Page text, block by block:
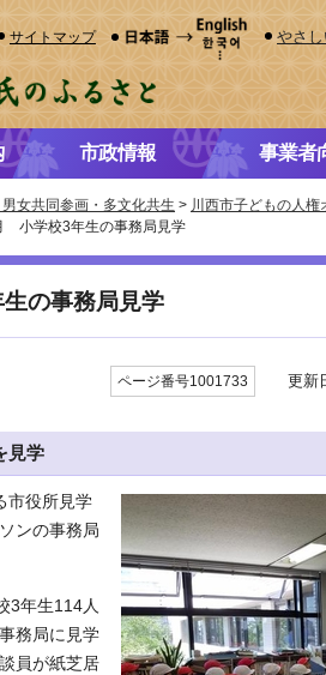
サイトマップ やさ
市政情報 事業者
男女共同参画・多文化共生 > 川西市子どもの人権
小学校3年生の事務局見学
の事務局見学
ページ番号1001733 更新
見学
市役所見学
ンの事務局
3年生114人
務局に見学
員が紙芝居